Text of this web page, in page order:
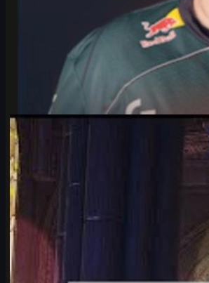
Counter-Strike 2Haziran 17, 2026
IEM Cologne 2026: Falcons vs
tahmin
IEM Cologne 2026 Major çeyrek finalinde
karrigan vs ropz rekabeti, harita havuzu,
önerileri.
Haziran 17, 2026